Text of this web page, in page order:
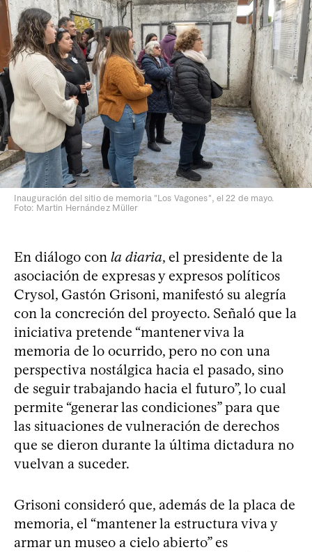
Inauguración del sitio de memoria "Los Vagones", el 22 de mayo.
Foto: Martin Hernández Müller
En diálogo con la diaria, el presidente de la
asociación de expresas y expresos políticos
Crysol, Gastón Grisoni, manifestó su alegría
con la concreción del proyecto. Señaló que la
iniciativa pretende “mantener viva la
memoria de lo ocurrido, pero no con una
perspectiva nostálgica hacia el pasado, sino
de seguir trabajando hacia el futuro”, lo cual
permite “generar las condiciones” para que
las situaciones de vulneración de derechos
que se dieron durante la última dictadura no
vuelvan a suceder.
Grisoni consideró que, además de la placa de
memoria, el “mantener la estructura viva y
armar un museo a cielo abierto” es